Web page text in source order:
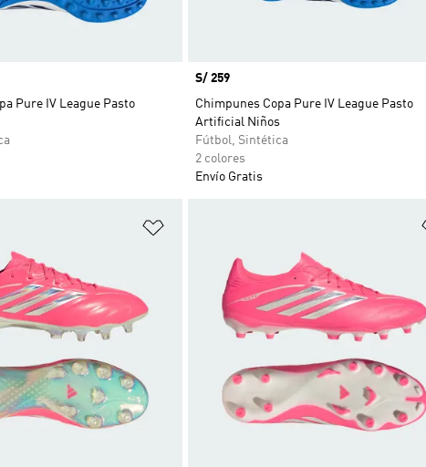
Pure IV League Pasto
Precio
S/ 259
Chimpunes Copa Pure IV League Pasto
Artificial Niños
Fútbol, Sintética
2 colores
Envío Gratis